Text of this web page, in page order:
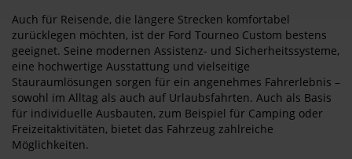
Auch für Reisende, die längere Strecken komfortabel
zurücklegen möchten, ist der Ford Tourneo Custom bestens
geeignet. Seine modernen Assistenz- und Sicherheitssysteme,
eine hochwertige Ausstattung und vielseitige
Stauraumlösungen sorgen für ein angenehmes Fahrerlebnis –
sowohl im Alltag als auch auf Urlaubsfahrten. Auch als Basis
für individuelle Ausbauten, zum Beispiel für Camping oder
Freizeitaktivitäten, bietet das Fahrzeug zahlreiche
Möglichkeiten.